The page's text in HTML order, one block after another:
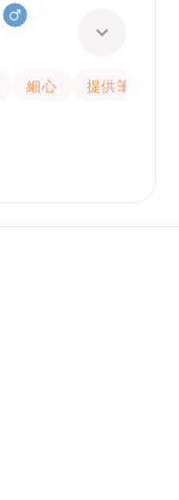
細心 提供筆記